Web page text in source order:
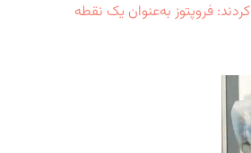
فروپتوز به‌عنوان یک نقطه